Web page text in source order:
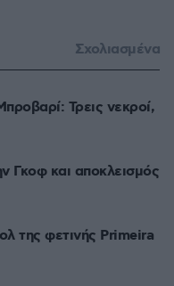
Σχολιασμένα
Τρεις νεκροί,
Γκοφ και αποκλεισμός
της φετινής Primeira